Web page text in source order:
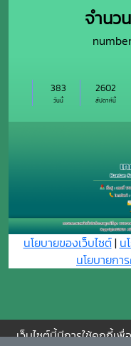
จำนว
วันนี้
383
สัปดาห์นี้
2602
นโยบายของเว็บไซต์| น
นโยบายก
เว็บไซต์นี้มีการใช้คุกกี้เ